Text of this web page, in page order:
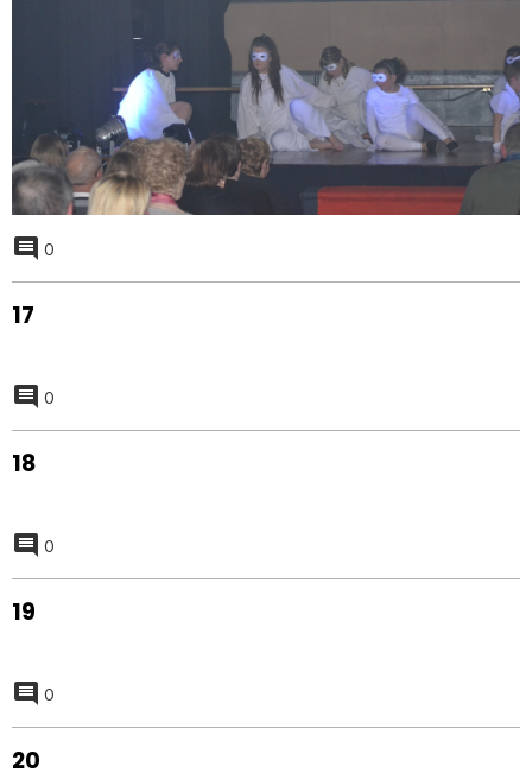
0
17
0
18
0
19
0
20